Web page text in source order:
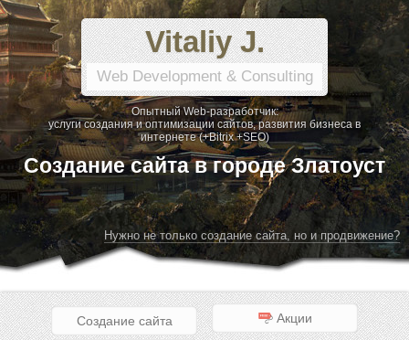
Vitaliy J.
Web Development & Consulting
Опытный Web-разработчик:
услуги создания и оптимизации сайтов, развития бизнеса в
интернете (+Bitrix +SEO)
Создание сайта в городе Златоуст
Нужно не только создание сайта, но и продвижение?
Создание сайта Акции